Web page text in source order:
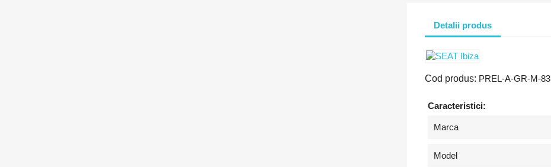
Detalii produs
Cod produs: PREL-A-GR-M-83
Caracteristici:
Marca
Model